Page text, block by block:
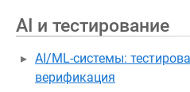
AI и тестирование
AI/ML-системы:
верификация